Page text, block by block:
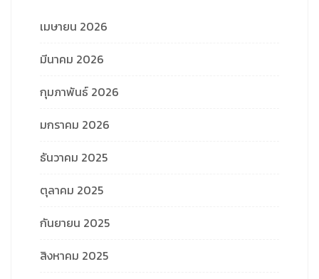
เมษายน 2026
มีนาคม 2026
กุมภาพันธ์ 2026
มกราคม 2026
ธันวาคม 2025
ตุลาคม 2025
กันยายน 2025
สิงหาคม 2025